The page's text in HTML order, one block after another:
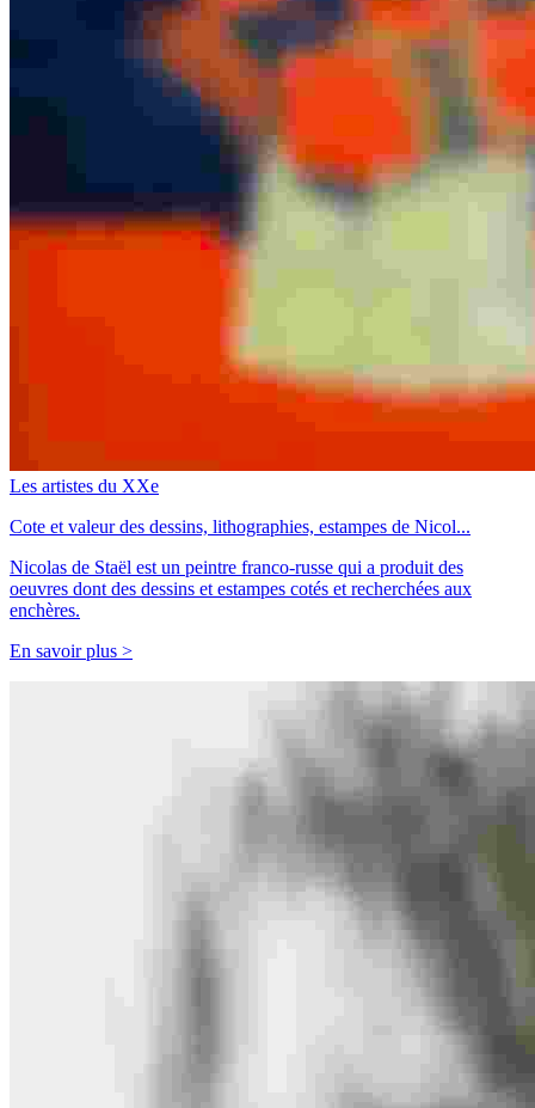
Les artistes du XXe
Cote et valeur des dessins, lithographies, estampes de Nicol...
Nicolas de Staël est un peintre franco-russe qui a produit des
oeuvres dont des dessins et estampes cotés et recherchées aux
enchères.
En savoir plus >